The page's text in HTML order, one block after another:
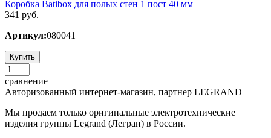
Коробка Batibox для полых стен 1 пост 40 мм
341 руб.
Артикул:080041
Купить
сравнение
Авторизованный интернет-магазин, партнер LEGRAND
Мы продаем только оригинальные электротехнические
изделия группы Legrand (Легран) в России.